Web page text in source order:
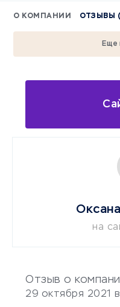
О КОМПАНИИ ОТЗЫВЫ
Еще
Отзыв о
29 октября 2021 в
на